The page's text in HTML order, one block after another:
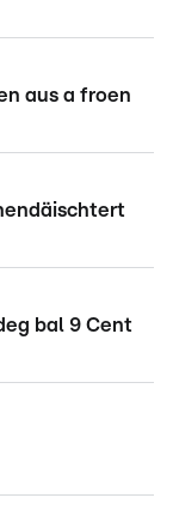
aus a froen
bal 9 Cent